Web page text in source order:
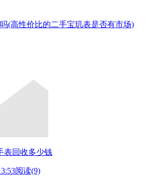
(高性价比的二手宝玑表是否有市场)
表回收多少钱
阅读(9)